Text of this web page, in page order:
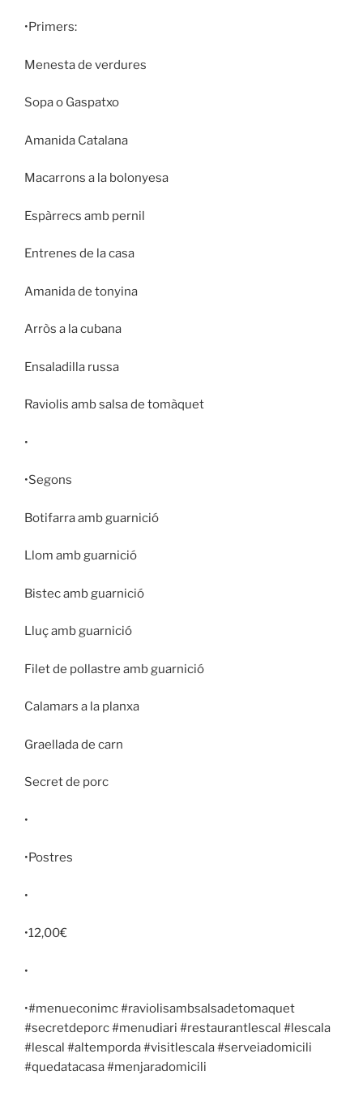
•Primers:
Menesta de verdures
Sopa o Gaspatxo
Amanida Catalana
Macarrons a la bolonyesa
Espàrrecs amb pernil
Entrenes de la casa
Amanida de tonyina
Arròs a la cubana
Ensaladilla russa
Raviolis amb salsa de tomàquet
•
•Segons
Botifarra amb guarnició
Llom amb guarnició
Bistec amb guarnició
Lluç amb guarnició
Filet de pollastre amb guarnició
Calamars a la planxa
Graellada de carn
Secret de porc
•
•Postres
•
•12,00€
•
•#menueconimc #raviolisambsalsadetomaquet
#secretdeporc #menudiari #restaurantlescal #lescala
#lescal #altemporda #visitlescala #serveiadomicili
#quedatacasa #menjaradomicili